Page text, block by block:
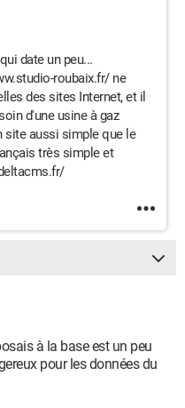
date un peu...
roubaix.fr/ ne
des sites Internet, et il
d'une usine à gaz
site aussi simple que le
très simple et
à la base est un peu
pour les données du